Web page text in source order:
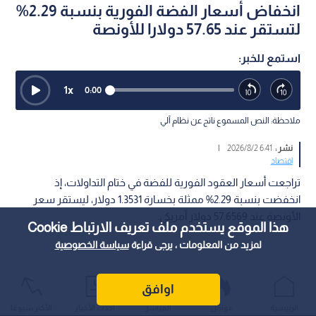
هذا الموقع يستخدم ملف تعريف الارتباط Cookie
لمزيد من المعلومات ، يرجى قراءةسياسة الخصوصية
اوافق
انخفاض أسعار الفضة الفورية بنسبة 2.29%
لتستقر عند 57.65 دولارا للأونصة
استمع للخبر:
0:00
1x
ملاحظة: النص المسموع ناتج عن نظام آلي
نشر : 6:41 2026/8/2
|
اقتصاد
تراجعت أسعار العقود الفورية للفضة في ختام التداولات، إذ
انخفضت بنسبة 2.29% ممثلة بخسارة 1.3531 دولار، ليستقر سعر
عواجل المباشر أحدث الأخبار